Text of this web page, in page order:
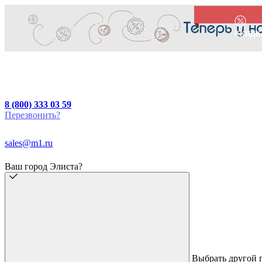
8 (800) 333 03 59
Перезвонить?
sales@m1.ru
Ваш город Элиста?
Выбрать другой